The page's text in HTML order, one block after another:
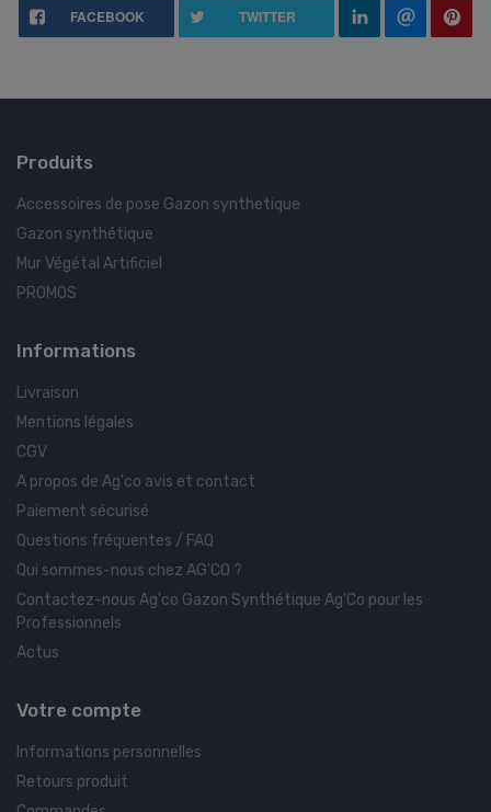
FACEBOOK TWITTER
Produits
Accessoires de pose Gazon synthetique
Gazon synthétique
Mur Végétal Artificiel
PROMOS
Informations
Livraison
Mentions légales
CGV
A propos de Ag'co avis et contact
Paiement sécurisé
Questions fréquentes / FAQ
Qui sommes-nous chez AG'CO ?
Contactez-nous Ag'co Gazon Synthétique Ag'Co pour les
Professionnels
Actus
Votre compte
Informations personnelles
Retours produit